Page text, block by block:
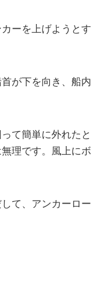
ーを上げようとす
が下を向き、船内
て簡単に外れたと
理です。風上にボ
て、アンカーロー